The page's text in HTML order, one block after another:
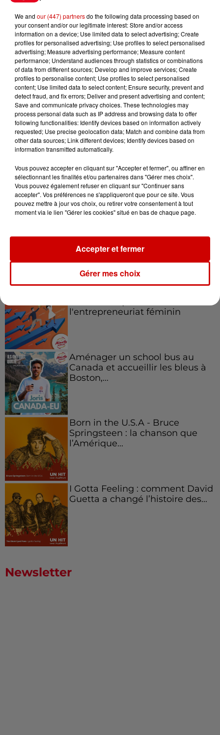
Le Duel - Gagnez vos entrées
pour l'un des zoos de nos
régions !
Destination Vacances - Gagnez
votre séjour en famille au cœur
de la...
Destination Vacances : inscrivez-
vous !
Podcasts Voir plus
l'entrepreneuriat féminin
Aménager un school bus au
Canada et accueillir les bleus à
Boston,...
Born in the U.S.A - Bruce
Springsteen : la chanson que
l’Amérique...
I Gotta Feeling : comment David
Guetta a changé l’histoire des...
Newsletter
We and our (447) partnersdo the following data processing based on
your consent and/or our legitimate interest: Store and/or access
information on a device; Use limited data to select advertising; Create
profiles for personalised advertising; Use profiles to select personalised
advertising; Measure advertising performance; Measure content
performance; Understand audiences through statistics or combinations
of data from different sources; Develop and improve services; Create
profiles to personalise content; Use profiles to select personalised
content; Use limited data to select content; Ensure security, prevent and
detect fraud, and fix errors; Deliver and present advertising and content;
Save and communicate privacy choices. These technologies may
process personal data such as IP address and browsing data to offer
following functionalities: Identify devices based on information actively
requested; Use precise geolocation data; Match and combine data from
other data sources; Link different devices; Identify devices based on
information transmitted automatically.
Vous pouvez accepter en cliquant sur "Accepter et fermer", ou affiner en
sélectionnant les finalités et/ou partenaires dans "Gérer mes choix".
Vous pouvez également refuser en cliquant sur "Continuer sans
accepter". Vos préférences ne s'appliqueront que pour ce site. Vous
pouvez mettre à jour vos choix, ou retirer votre consentement à tout
moment via le lien "Gérer les cookies" situé en bas de chaque page.
Gérer mes choix
Accepter et fermer